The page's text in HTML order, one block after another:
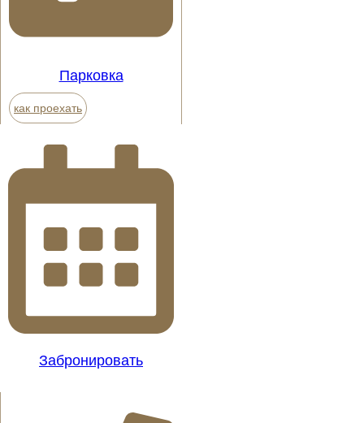
Парковка
как проехать
Забронировать